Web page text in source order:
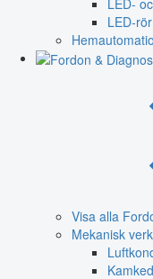
LED-rör
Visa alla
Mekanisk